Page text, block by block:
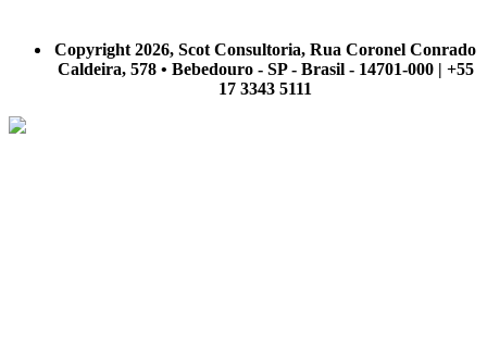
Copyright 2026, Scot Consultoria, Rua Coronel Conrado
Caldeira, 578 • Bebedouro - SP - Brasil - 14701-000 | +55
17 3343 5111